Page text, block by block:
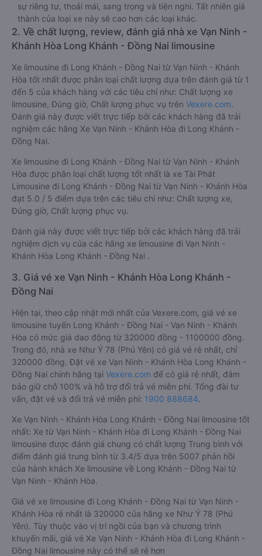
sự riêng tư, thoải mái, sang trọng và tiện nghi. Tất nhiên giá
thành của loại xe này sẽ cao hơn các loại khác.
2. Về chất lượng, review, đánh giá nhà xe Vạn Ninh -
Khánh Hòa Long Khánh - Đồng Nai limousine
Xe limousine đi Long Khánh - Đồng Nai từ Vạn Ninh - Khánh
Hòa tốt nhất được phân loại chất lượng dựa trên đánh giá từ 1
đến 5 của khách hàng với các tiêu chí như: Chất lượng xe
limousine, Đúng giờ, Chất lượng phục vụ trên Vexere.com.
Đánh giá này được viết trực tiếp bởi các khách hàng đã trải
nghiệm các hãng Xe Vạn Ninh - Khánh Hòa đi Long Khánh -
Đồng Nai.
Xe limousine đi Long Khánh - Đồng Nai từ Vạn Ninh - Khánh
Hòa được phân loại chất lượng tốt nhất là xe Tài Phát
Limousine đi Long Khánh - Đồng Nai từ Vạn Ninh - Khánh Hòa
đạt 5.0 / 5 điểm dựa trên các tiêu chí như: Chất lượng xe,
Đúng giờ, Chất lượng phục vụ.
Đánh giá này được viết trực tiếp bởi các khách hàng đã trải
nghiệm dịch vụ của các hãng xe limousine đi Vạn Ninh -
Khánh Hòa Long Khánh - Đồng Nai .
3. Giá vé xe Vạn Ninh - Khánh Hòa Long Khánh -
Đồng Nai
Hiện tại, theo cập nhật mới nhất của Vexere.com, giá vé xe
limousine tuyến Long Khánh - Đồng Nai - Vạn Ninh - Khánh
Hòa có mức giá dao động từ 320000 đồng - 1100000 đồng.
Trong đó, nhà xe Như Ý 78 (Phú Yên) có giá vé rẻ nhất, chỉ
320000 đồng. Đặt vé xe Vạn Ninh - Khánh Hòa Long Khánh -
Đồng Nai chính hãng tại Vexere.com để có giá rẻ nhất, đảm
bảo giữ chỗ 100% và hỗ trợ đổi trả vé miễn phí. Tổng đài tư
vấn, đặt vé và đổi trả vé miễn phí: 1900 888684.
Xe Vạn Ninh - Khánh Hòa Long Khánh - Đồng Nai limousine tốt
nhất: Xe từ Vạn Ninh - Khánh Hòa đi Long Khánh - Đồng Nai
limousine được đánh giá chung có chất lượng Trung bình với
điểm đánh giá trung bình từ 3.4/5 dựa trên 5007 phản hồi
của hành khách Xe limousine về Long Khánh - Đồng Nai từ
Vạn Ninh - Khánh Hòa.
Giá vé xe limousine đi Long Khánh - Đồng Nai từ Vạn Ninh -
Khánh Hòa rẻ nhất là 320000 của hãng xe Như Ý 78 (Phú
Yên). Tùy thuộc vào vị trí ngồi của bạn và chương trình
khuyến mãi, giá vé Xe Vạn Ninh - Khánh Hòa đi Long Khánh -
Đồng Nai limousine này có thể sẽ rẻ hơn